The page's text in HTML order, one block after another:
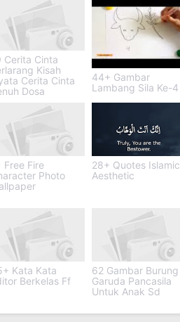
Cerita Cinta
Kisah
Cerita Cinta
Dosa
44+ Gambar
Lambang Sila Ke-4
Free Fire
Photo
28+ Quotes Islamic
Aesthetic
Kata Kata
Berkelas Ff
62 Gambar Burung
Garuda Pancasila
Untuk Anak Sd